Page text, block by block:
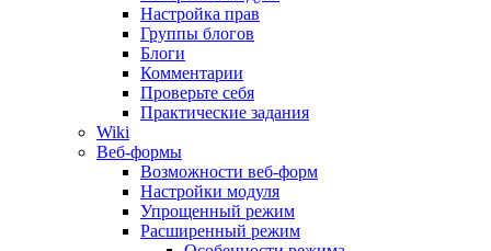
Настройка прав
Группы блогов
Блоги
Комментарии
Проверьте себя
Практические задания
Wiki
Веб-формы
Возможности веб-форм
Настройки модуля
Упрощенный режим
Расширенный режим